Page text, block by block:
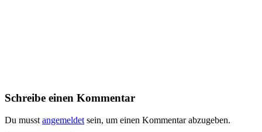
Schreibe einen Kommentar
Du musst angemeldet sein, um einen Kommentar abzugeben.